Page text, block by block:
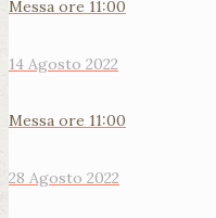
Messa ore 11:00
14 Agosto 2022
Messa ore 11:00
28 Agosto 2022